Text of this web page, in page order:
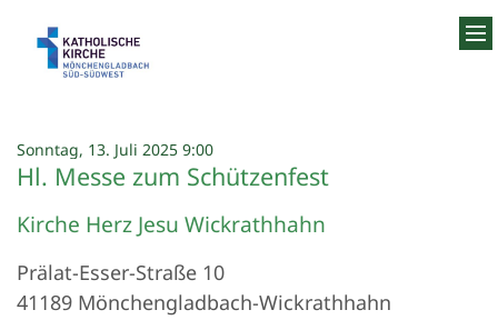
Sonntag, 13. Juli 2025 9:00:
Hl. Messe zum Schützenfest
Kirche Herz Jesu Wickrathhahn
Prälat-Esser-Straße 10
41189 Mönchengladbach-Wickrathhahn